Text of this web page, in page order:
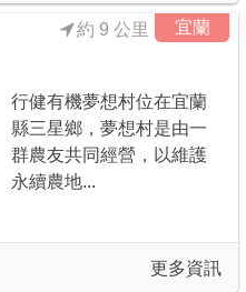
宜蘭
約 9 公里
行健有機夢想村位在宜蘭
縣三星鄉，夢想村是由一
群農友共同經營，以維護
永續農地...
更多資訊